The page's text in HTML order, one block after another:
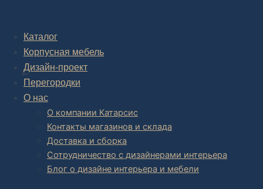
Каталог
Корпусная мебель
Дизайн-проект
Перегородки
О нас
О компании Катарсис
Контакты магазинов и склада
Доставка и сборка
Сотрудничество с дизайнерами интерьера
Блог о дизайне интерьера и мебели
Post navigation
НАЗАД